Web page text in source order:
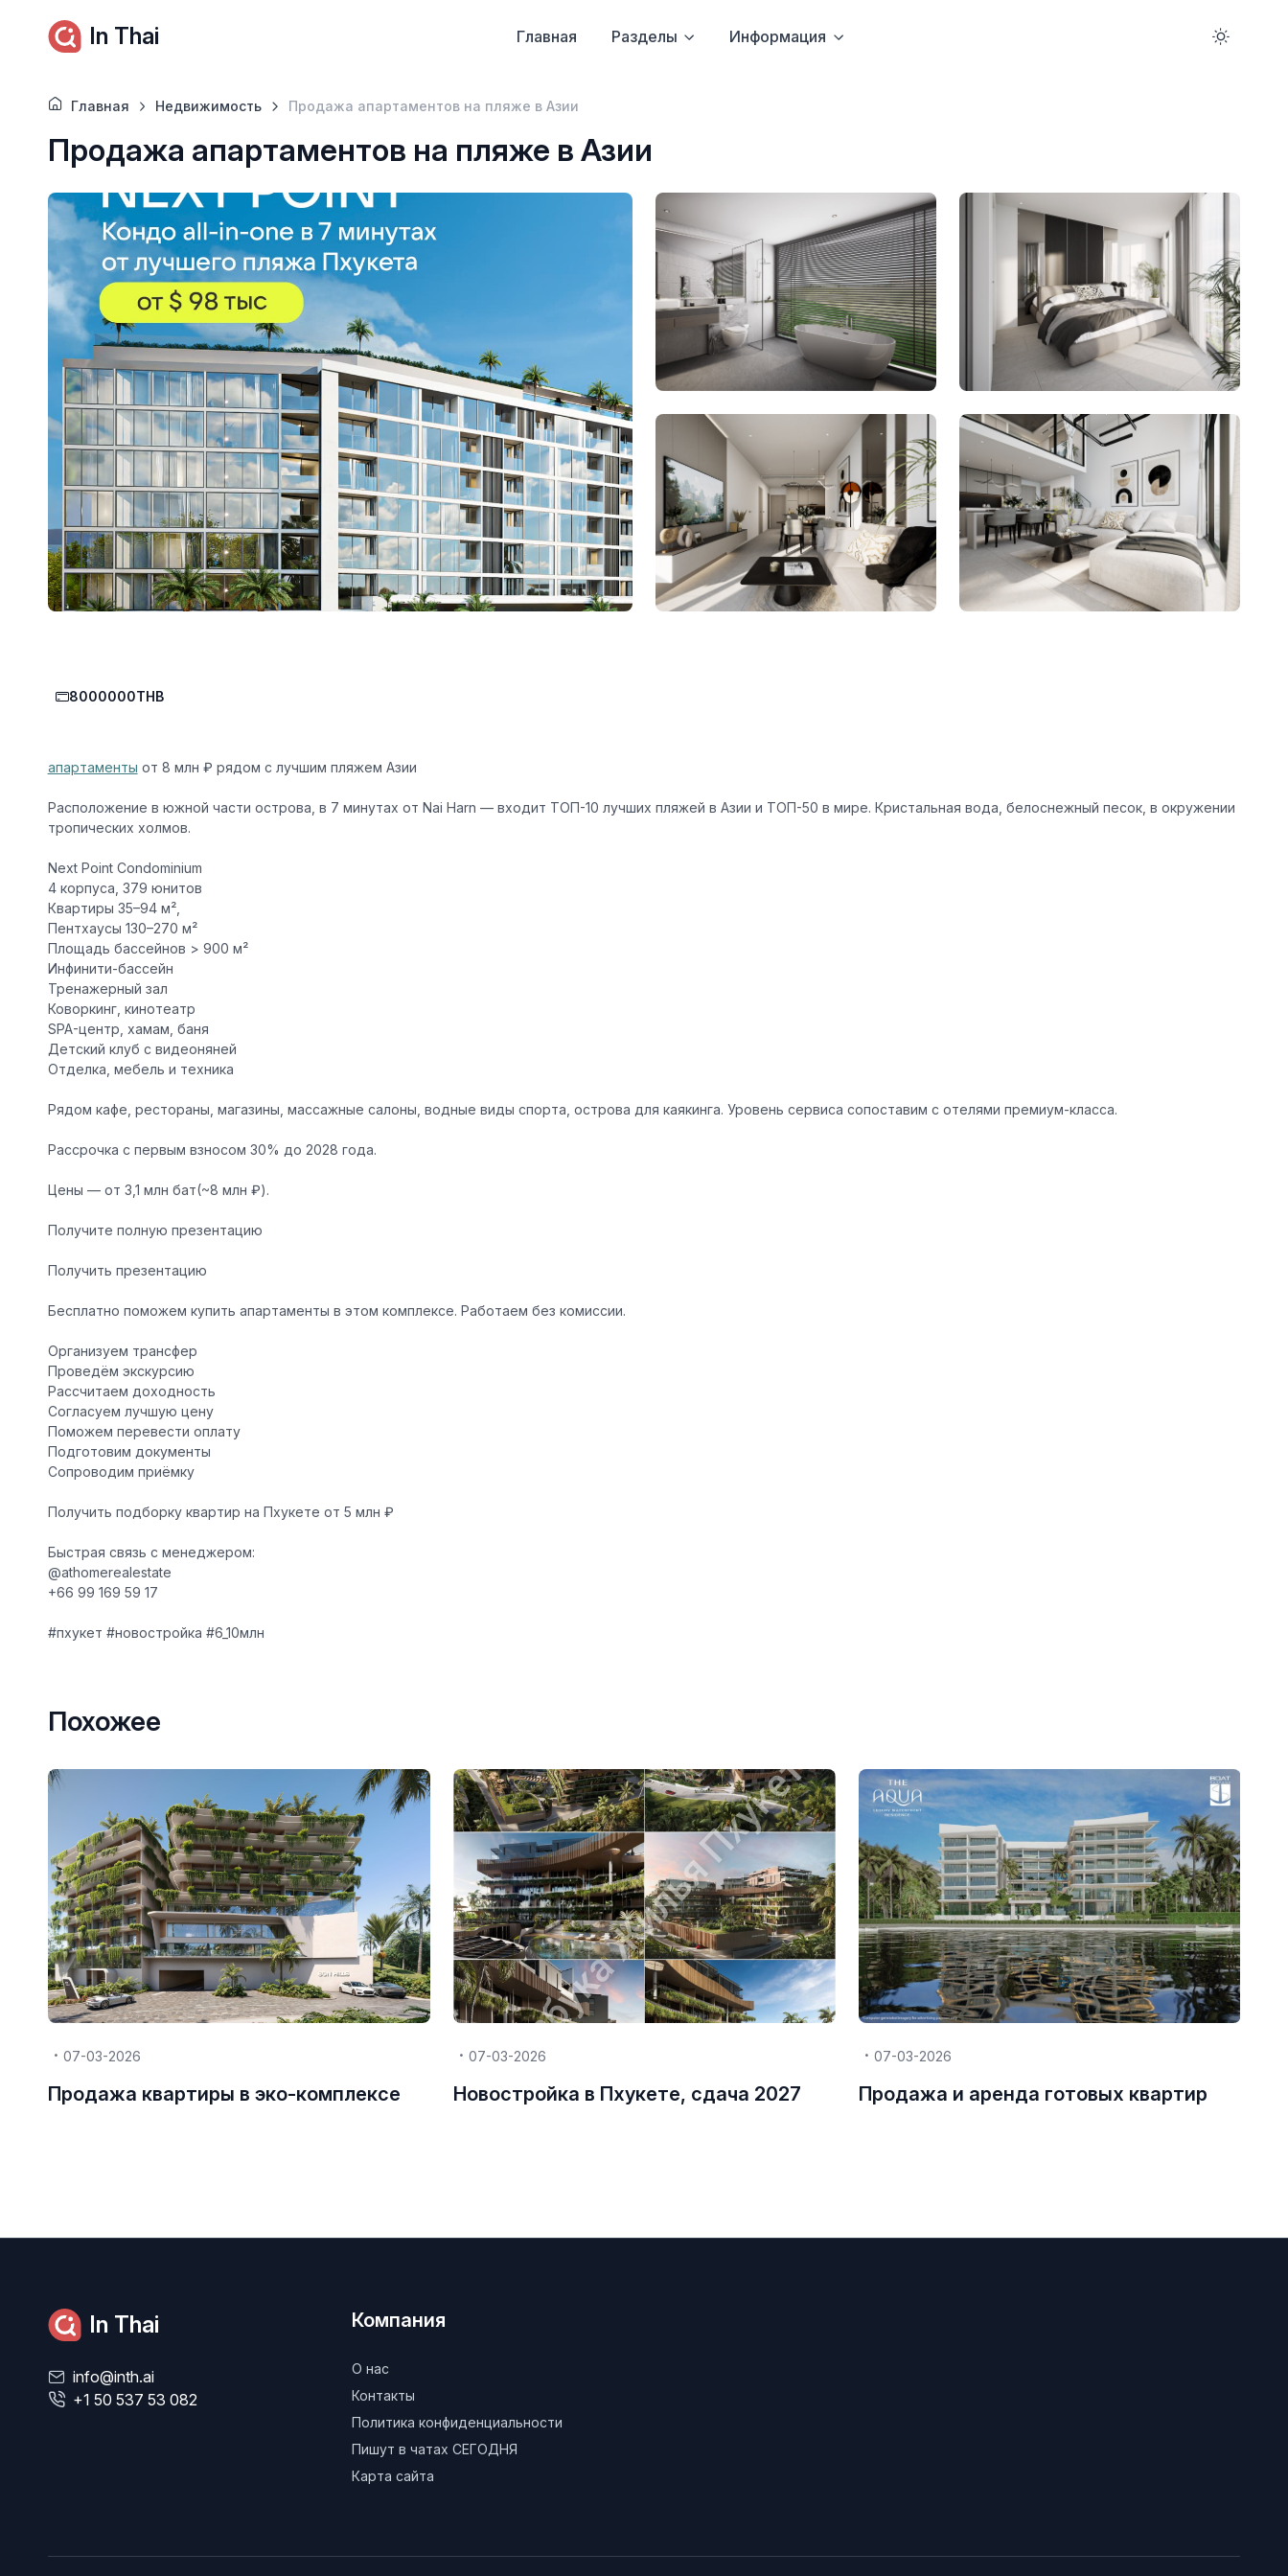
In Thai Главная Разделы Информация
Главная Недвижимость Продажа апартаментов на пляже в Азии
Продажа апартаментов на пляже в Азии
8000000THB
апартаменты от 8 млн ₽ рядом с лучшим пляжем Азии
Расположение в южной части острова, в 7 минутах от Nai Harn — входит ТОП-10 лучших пляжей в Азии и ТОП-50 в мире. Кристальная вода, белоснежный песок, в окружении
тропических холмов.
️Next Point Condominium
️4 корпуса, 379 юнитов
️Квартиры 35–94 м²,
️Пентхаусы 130–270 м²
️Площадь бассейнов > 900 м²
️Инфинити-бассейн
️Тренажерный зал
️Коворкинг, кинотеатр
️SPA-центр, хамам, баня
️Детский клуб с видеоняней
️Отделка, мебель и техника
Рядом кафе, рестораны, магазины, массажные салоны, водные виды спорта, острова для каякинга. Уровень сервиса сопоставим с отелями премиум-класса.
Рассрочка с первым взносом 30% до 2028 года.
Цены — от 3,1 млн бат(~8 млн ₽).
Получите полную презентацию
Получить презентацию
Бесплатно поможем купить апартаменты в этом комплексе. Работаем без комиссии.
Организуем трансфер
Проведём экскурсию
Рассчитаем доходность
Согласуем лучшую цену
Поможем перевести оплату
Подготовим документы
Сопроводим приёмку
Получить подборку квартир на Пхукете от 5 млн ₽
Быстрая связь с менеджером:
@athomerealestate
+66 99 169 59 17
#пхукет #новостройка #6_10млн
Похожее
07-03-2026
Продажа квартиры в эко-комплексе
07-03-2026
Новостройка в Пхукете, сдача 2027
07-03-2026
Продажа и аренда готовых квартир
In Thai
info@inth.ai
+1 50 537 53 082
Компания
О нас
Контакты
Политика конфиденциальности
Пишут в чатах СЕГОДНЯ
Карта сайта